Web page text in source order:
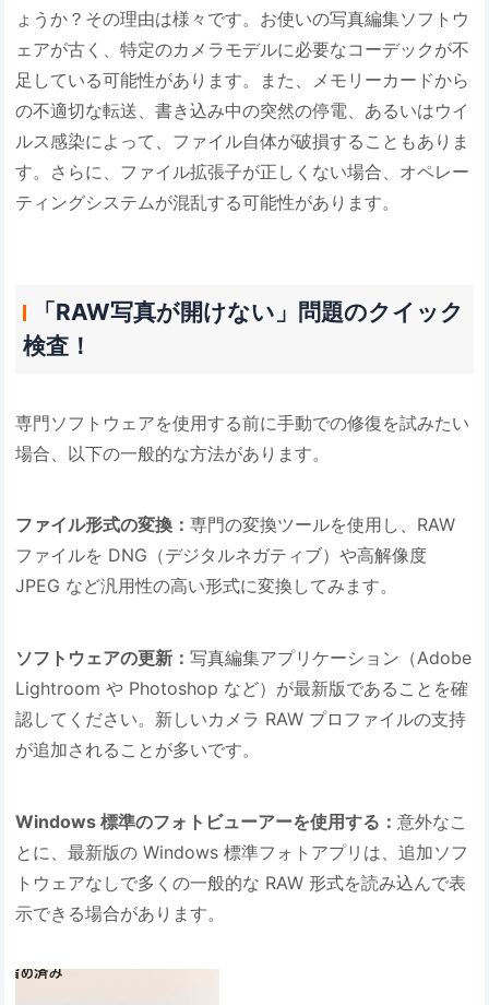
ょうか？その理由は様々です。お使いの写真編集ソフトウ
ェアが古く、特定のカメラモデルに必要なコーデックが不
足している可能性があります。また、メモリーカードから
の不適切な転送、書き込み中の突然の停電、あるいはウイ
ルス感染によって、ファイル自体が破損することもありま
す。さらに、ファイル拡張子が正しくない場合、オペレー
ティングシステムが混乱する可能性があります。
「RAW写真が開けない」問題のクイック
検査！
専門ソフトウェアを使用する前に手動での修復を試みたい
場合、以下の一般的な方法があります。
ファイル形式の変換：専門の変換ツールを使用し、RAW
ファイルを DNG（デジタルネガティブ）や高解像度
JPEG など汎用性の高い形式に変換してみます。
ソフトウェアの更新：写真編集アプリケーション（Adobe
Lightroom や Photoshop など）が最新版であることを確
認してください。新しいカメラ RAW プロファイルの支持
が追加されることが多いです。
Windows 標準のフォトビューアーを使用する：意外なこ
とに、最新版の Windows 標準フォトアプリは、追加ソフ
トウェアなしで多くの一般的な RAW 形式を読み込んで表
示できる場合があります。